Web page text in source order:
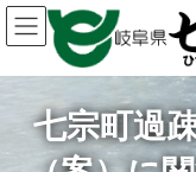
コ
ン
ス
ナ
ビ
ン
七宗町過